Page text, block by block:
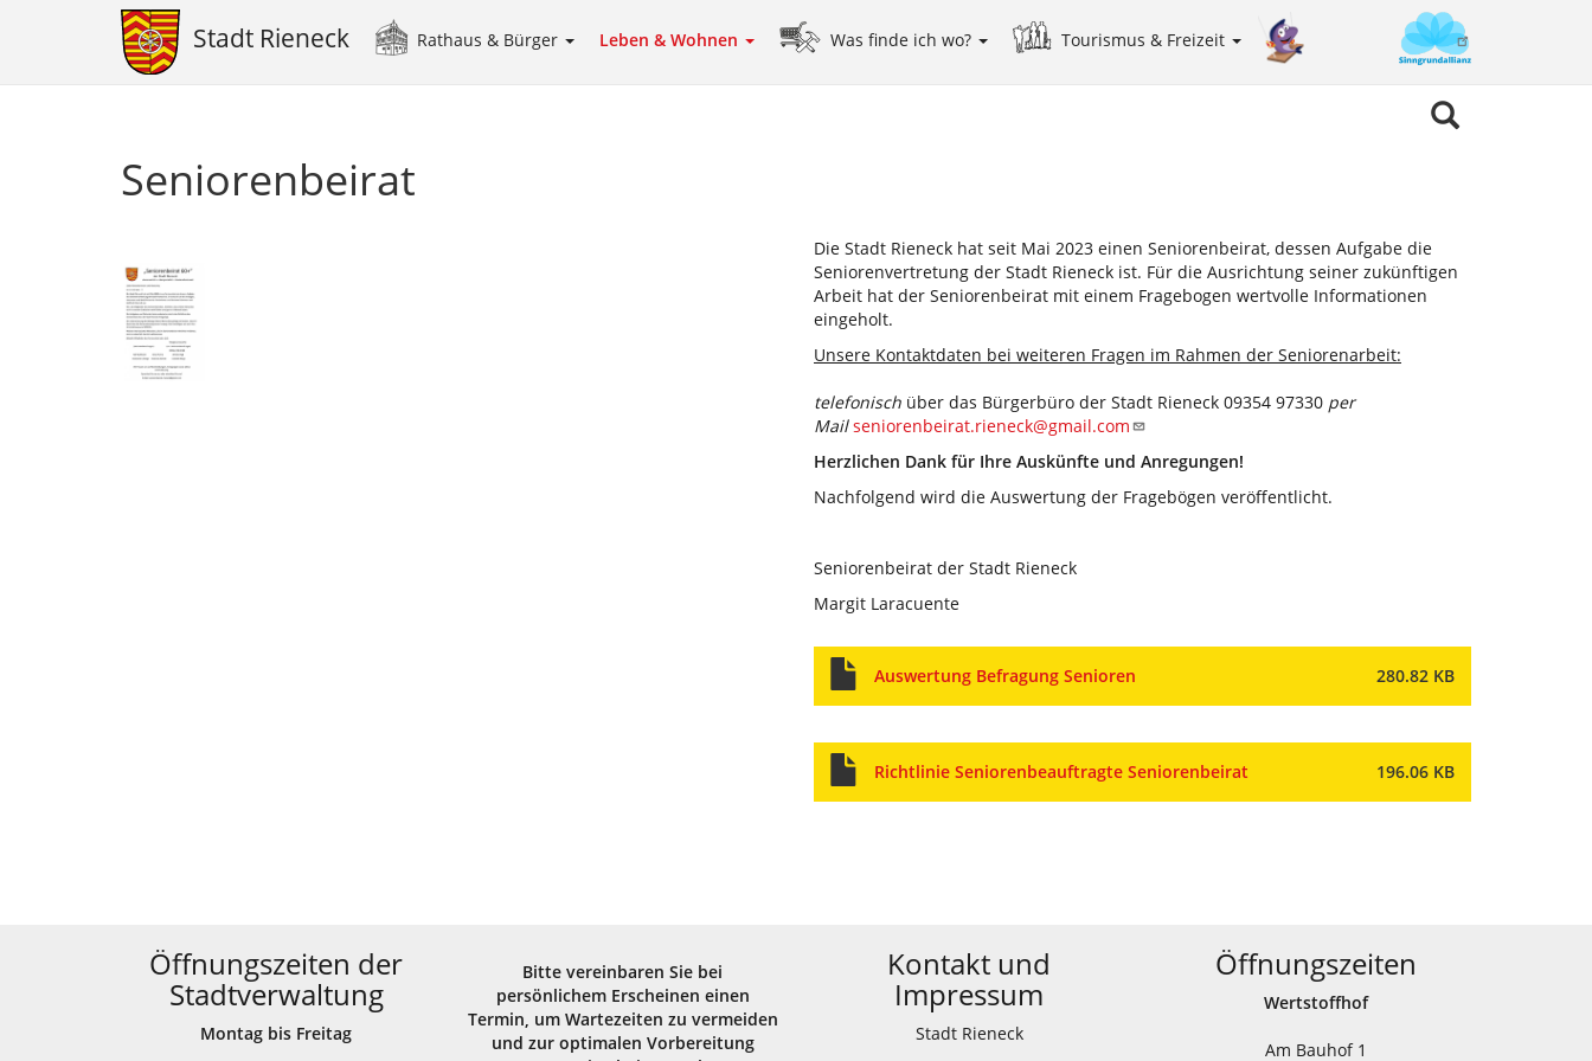
Stadt Rieneck
Main
navigation
Rathaus & Bürger Leben & Wohnen Was finde ich wo? Tourismus & Freizeit
Meta
navigation
Sinngrundallianz
Seniorenbeirat
Die Stadt Rieneck hat seit Mai 2023 einen Seniorenbeirat, dessen Aufgabe die
Seniorenvertretung der Stadt Rieneck ist. Für die Ausrichtung seiner zukünftigen
Arbeit hat der Seniorenbeirat mit einem Fragebogen wertvolle Informationen
eingeholt.
Unsere Kontaktdaten bei weiteren Fragen im Rahmen der Seniorenarbeit:
telefonisch über das Bürgerbüro der Stadt Rieneck 09354 97330 per
Mail seniorenbeirat.rieneck@gmail.com
Herzlichen Dank für Ihre Auskünfte und Anregungen!
Nachfolgend wird die Auswertung der Fragebögen veröffentlicht.
Seniorenbeirat der Stadt Rieneck
Margit Laracuente
Auswertung Befragung Senioren 280.82 KB
Richtlinie Seniorenbeauftragte Seniorenbeirat 196.06 KB
Öffnungszeiten der
Stadtverwaltung
Montag bis Freitag
Bitte vereinbaren Sie bei
persönlichem Erscheinen einen
Termin, um Wartezeiten zu vermeiden
und zur optimalen Vorbereitung
Kontakt und
Impressum
Stadt Rieneck
Öffnungszeiten
Wertstoffhof
Am Bauhof 1